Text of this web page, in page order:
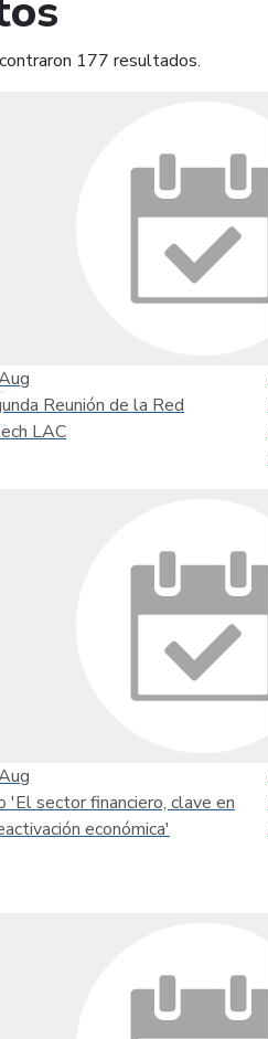
177 resultados.
Reunión de la Red
LAC
'El sector financiero, clave en
económica'